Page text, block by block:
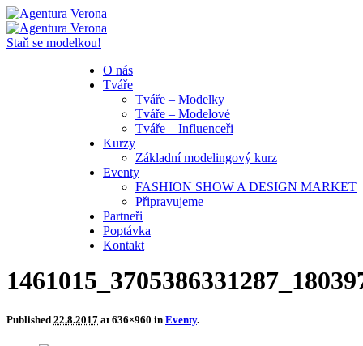
Staň se modelkou!
O nás
Tváře
Tváře – Modelky
Tváře – Modelové
Tváře – Influenceři
Kurzy
Základní modelingový kurz
Eventy
FASHION SHOW A DESIGN MARKET
Připravujeme
Partneři
Poptávka
Kontakt
Published 22.8.2017 at 636×960 in Eventy.